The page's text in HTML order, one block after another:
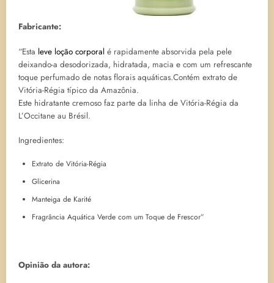
Fabricante:
“Esta leve loção corporal é rapidamente absorvida pela pele
deixando-a desodorizada, hidratada, macia e com um refrescante
toque perfumado de notas florais aquáticas.Contém extrato de
Vitória-Régia típico da Amazônia.
Este hidratante cremoso faz parte da linha de Vitória-Régia da
L’Occitane au Brésil.
Ingredientes:
Extrato de Vitória-Régia
Glicerina
Manteiga de Karité
Fragrância Aquática Verde com um Toque de Frescor”
Opinião da autora: